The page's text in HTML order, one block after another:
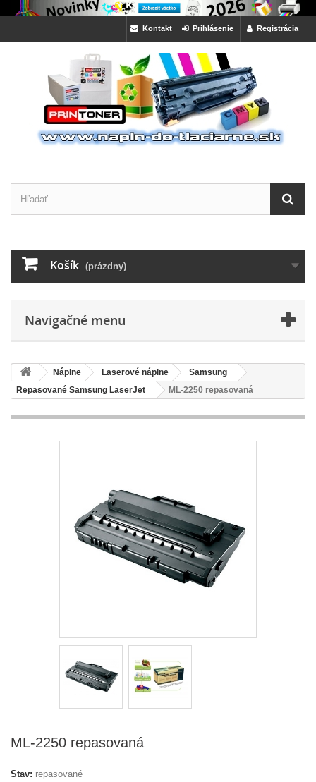
Registrácia
Prihlásenie
Kontakt
Košík (prázdny)
Navigačné menu
Náplne Laserové náplne
Samsung
Repasované Samsung LaserJet
ML-2250 repasovaná
ML-2250 repasovaná
Stav: repasované